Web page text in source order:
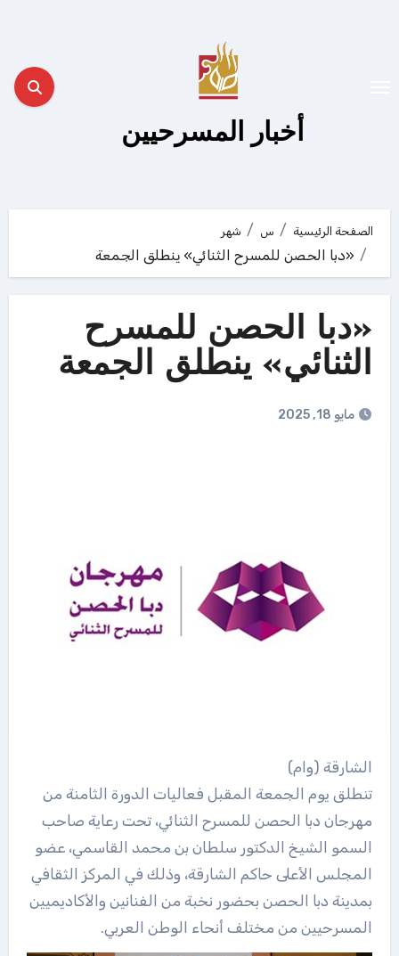
أخبار المسرحيين
الصفحة الرئيسية س شهر
«دبا الحصن للمسرح الثنائي» ينطلق الجمعة
«دبا الحصن للمسرح
الثنائي» ينطلق الجمعة
مايو 18, 2025
الشارقة (وام)
تنطلق يوم الجمعة المقبل فعاليات الدورة الثامنة من
مهرجان دبا الحصن للمسرح الثنائي، تحت رعاية صاحب
السمو الشيخ الدكتور سلطان بن محمد القاسمي، عضو
المجلس الأعلى حاكم الشارقة، وذلك في المركز الثقافي
بمدينة دبا الحصن بحضور نخبة من الفنانين والأكاديميين
المسرحيين من مختلف أنحاء الوطن العربي.